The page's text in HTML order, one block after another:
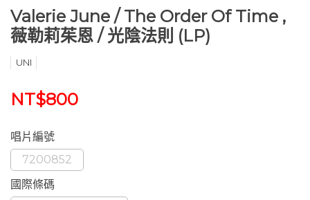
Valerie June ‎/ The Order Of Time ,
薇勒莉茱恩 / 光陰法則 (LP)
UNI
NT$800
唱片編號
7200852
國際條碼